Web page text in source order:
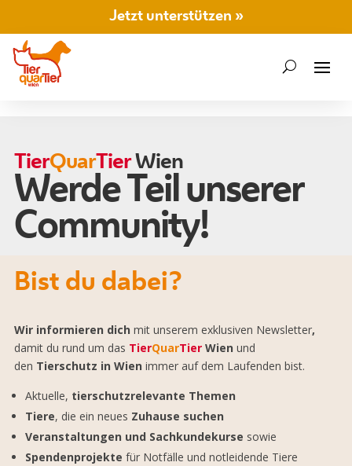
Jetzt unterstützen »
TierQuarTierWien
Werde Teil unserer
Community!
Bist du dabei?
Wir informieren dich mit unserem exklusiven Newsletter,
damit du rund um das TierQuarTierWien und
den Tierschutz in Wien immer auf dem Laufenden bist.
Aktuelle, tierschutzrelevante Themen
Tiere, die ein neues Zuhause suchen
Veranstaltungen und Sachkundekurse sowie
Spendenprojekte für Notfälle und notleidende Tiere